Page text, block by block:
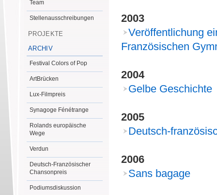
Team
Stellenausschreibungen
PROJEKTE
ARCHIV
Festival Colors of Pop
ArtBrücken
Lux-Filmpreis
Synagoge Fénétrange
Rolands europäische
Wege
Verdun
Deutsch-Französischer
Chansonpreis
Podiumsdiskussion
2003
Veröffentlichung
Französischen
2004
Gelbe Geschichte
2005
Deutsch-
2006
Sans bagage